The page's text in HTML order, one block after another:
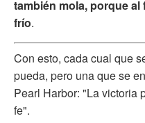
también mola, porque
frío.
Con esto, cada cual que
pueda, pero una que se
Pearl Harbor: "La victoria
fe".